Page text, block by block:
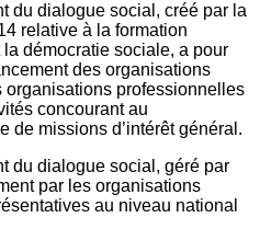
du dialogue social, créé par la
relative à la formation
démocratie sociale, a pour
des organisations
professionnelles
concourant au
de missions d’intérêt général.
du dialogue social, géré par
par les organisations
au niveau national